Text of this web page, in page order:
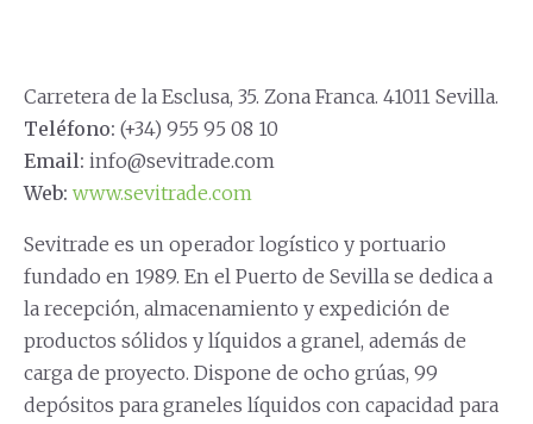
Carretera de la Esclusa, 35. Zona Franca. 41011 Sevilla.
Teléfono: (+34) 955 95 08 10
Email: info@sevitrade.com
Web: www.sevitrade.com
Sevitrade es un operador logístico y portuario
fundado en 1989. En el Puerto de Sevilla se dedica a
la recepción, almacenamiento y expedición de
productos sólidos y líquidos a granel, además de
carga de proyecto. Dispone de ocho grúas, 99
depósitos para graneles líquidos con capacidad para